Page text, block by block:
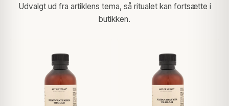
Udvalgt ud fra artiklens tema, så ritualet kan fortsætte i
butikken.